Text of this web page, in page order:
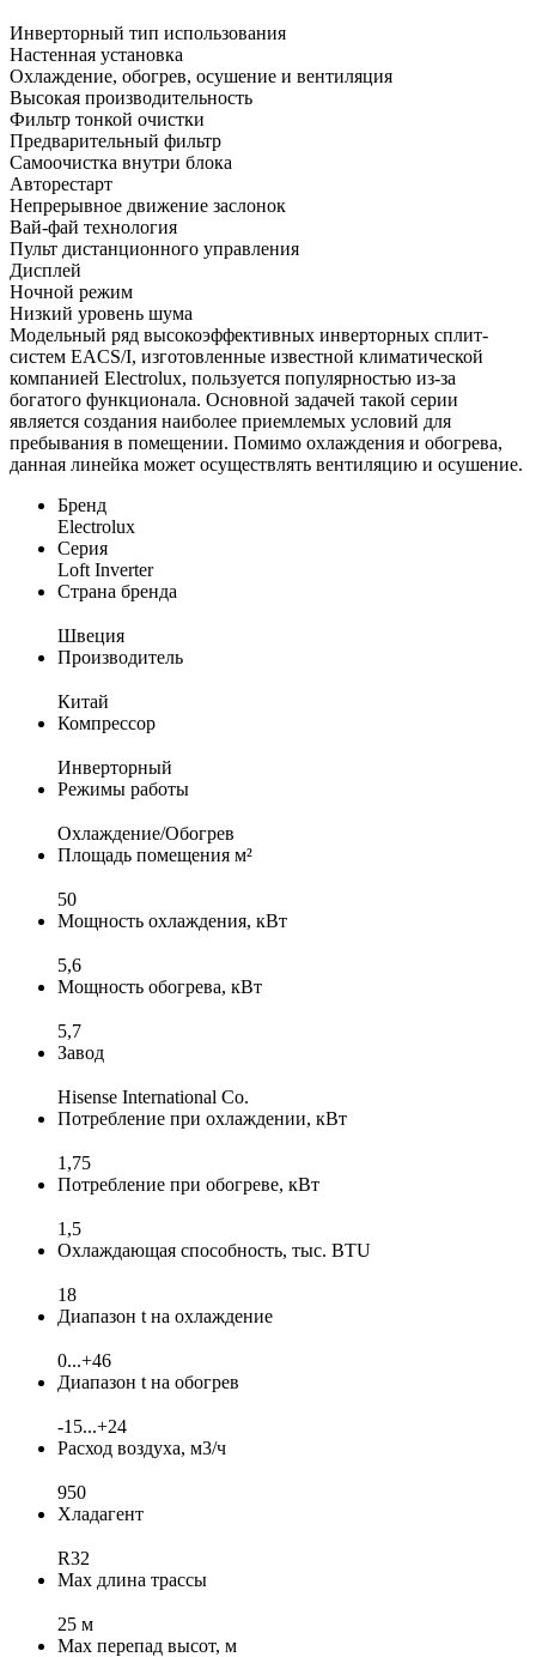
Инверторный тип использования
Настенная установка
Охлаждение, обогрев, осушение и вентиляция
Высокая производительность
Фильтр тонкой очистки
Предварительный фильтр
Самоочистка внутри блока
Авторестарт
Непрерывное движение заслонок
Вай-фай технология
Пульт дистанционного управления
Дисплей
Ночной режим
Низкий уровень шума
Модельный ряд высокоэффективных инверторных сплит-
систем EACS/I, изготовленные известной климатической
компанией Electrolux, пользуется популярностью из-за
богатого функционала. Основной задачей такой серии
является создания наиболее приемлемых условий для
пребывания в помещении. Помимо охлаждения и обогрева,
данная линейка может осуществлять вентиляцию и осушение.
Бренд
Electrolux
Серия
Loft Inverter
Страна бренда
Швеция
Производитель
Китай
Компрессор
Инверторный
Режимы работы
Охлаждение/Обогрев
Площадь помещения м²
50
Мощность охлаждения, кВт
5,6
Мощность обогрева, кВт
5,7
Завод
Hisense International Co.
Потребление при охлаждении, кВт
1,75
Потребление при обогреве, кВт
1,5
Охлаждающая способность, тыс. BTU
18
Диапазон t на охлаждение
0...+46
Диапазон t на обогрев
-15...+24
Расход воздуха, м3/ч
950
Хладагент
R32
Max длина трассы
25 м
Max перепад высот, м